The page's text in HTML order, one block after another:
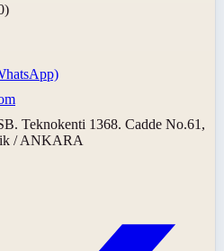
Teknokenti 1368. Cadde No.61,
/ ANKARA